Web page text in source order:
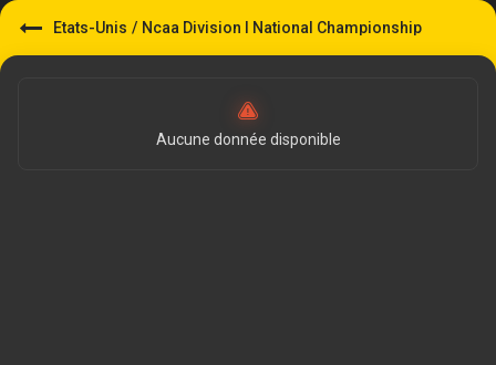
Etats-Unis / Ncaa Division I National Championship
Aucune donnée disponible